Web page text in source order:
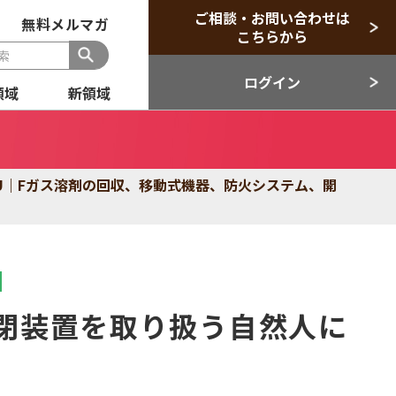
無料メルマガ
域 新領域
ご相談・お問い合わせは
こちらから
ログイン
セクター
Fガス溶剤の回収、移動式機器、防火システム、開
装置を取り扱う自然人に